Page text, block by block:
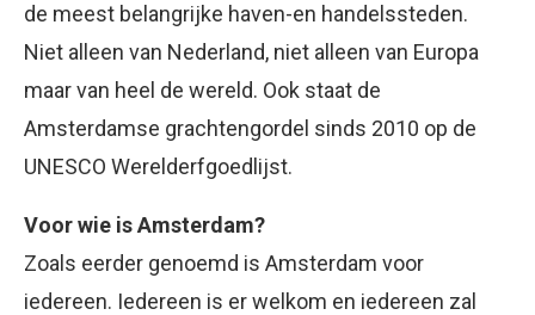
de meest belangrijke haven-en handelssteden.
Niet alleen van Nederland, niet alleen van Europa
maar van heel de wereld. Ook staat de
Amsterdamse grachtengordel sinds 2010 op de
UNESCO Werelderfgoedlijst.
Voor wie is Amsterdam?
Zoals eerder genoemd is Amsterdam voor
iedereen. Iedereen is er welkom en iedereen zal